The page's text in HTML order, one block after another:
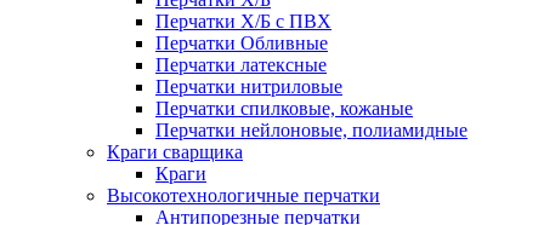
Перчатки Х/Б с ПВХ
Перчатки Обливные
Перчатки латексные
Перчатки нитриловые
Перчатки спилковые, кожаные
Перчатки нейлоновые, полиамидные
Краги сварщика
Краги
Высокотехнологичные перчатки
Антипорезные перчатки